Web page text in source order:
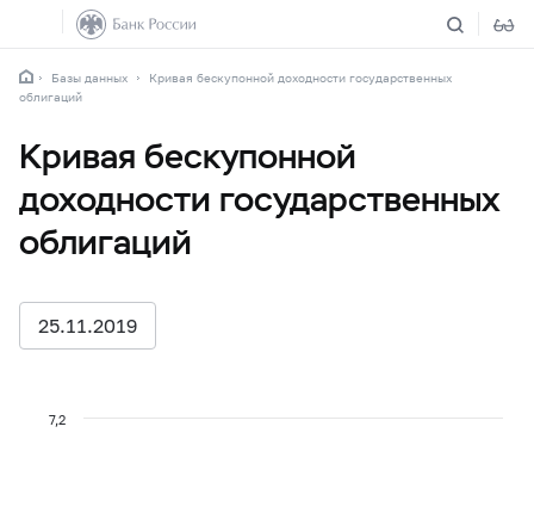
Базы данных
Кривая бескупонной доходности государственных
облигаций
Кривая бескупонной
доходности государственных
облигаций
25.11.2019
7,2